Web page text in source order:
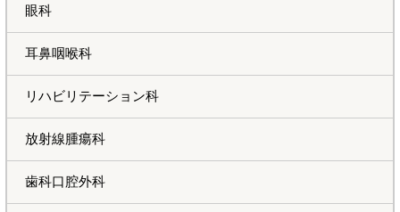
眼科
耳鼻咽喉科
リハビリテーション科
放射線腫瘍科
歯科口腔外科